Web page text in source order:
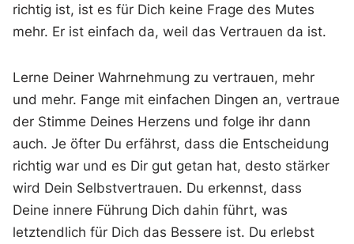
richtig ist, ist es für Dich keine Frage des Mutes
mehr. Er ist einfach da, weil das Vertrauen da ist.
Lerne Deiner Wahrnehmung zu vertrauen, mehr
und mehr. Fange mit einfachen Dingen an, vertraue
der Stimme Deines Herzens und folge ihr dann
auch. Je öfter Du erfährst, dass die Entscheidung
richtig war und es Dir gut getan hat, desto stärker
wird Dein Selbstvertrauen. Du erkennst, dass
Deine innere Führung Dich dahin führt, was
letztendlich für Dich das Bessere ist. Du erlebst